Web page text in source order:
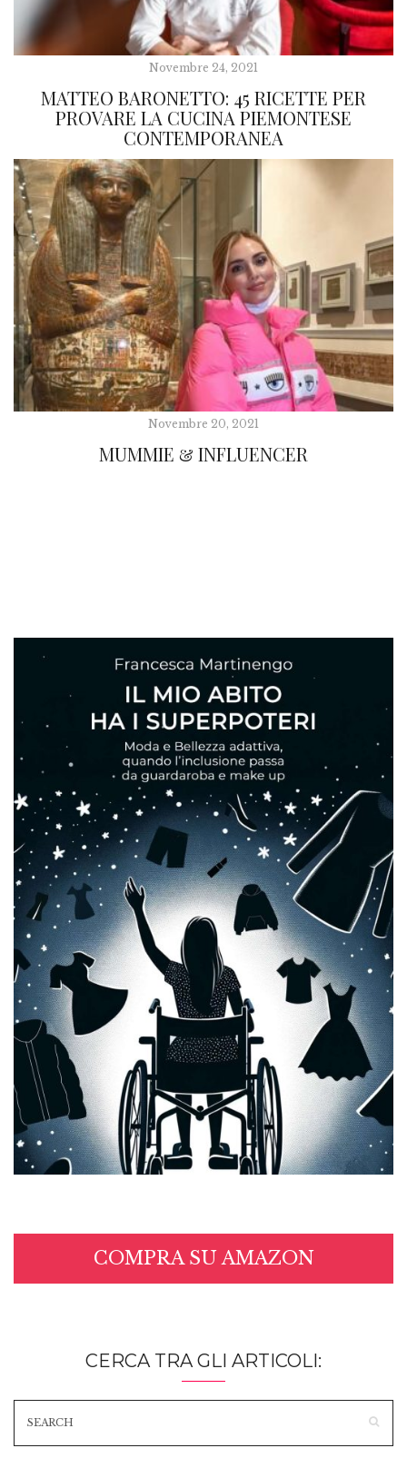
Novembre 24, 2021
MATTEO BARONETTO: 45 RICETTE PER
PROVARE LA CUCINA PIEMONTESE
CONTEMPORANEA
Novembre 20, 2021
MUMMIE & INFLUENCER
COMPRA SU AMAZON
CERCA TRA GLI ARTICOLI: